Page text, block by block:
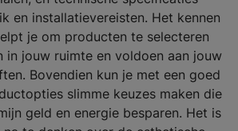
en installatievereisten. Het kennen
je om producten te selecteren
in jouw ruimte en voldoen aan jouw
Bovendien kun je met een goed
slimme keuzes maken die
geld en energie besparen. Het is